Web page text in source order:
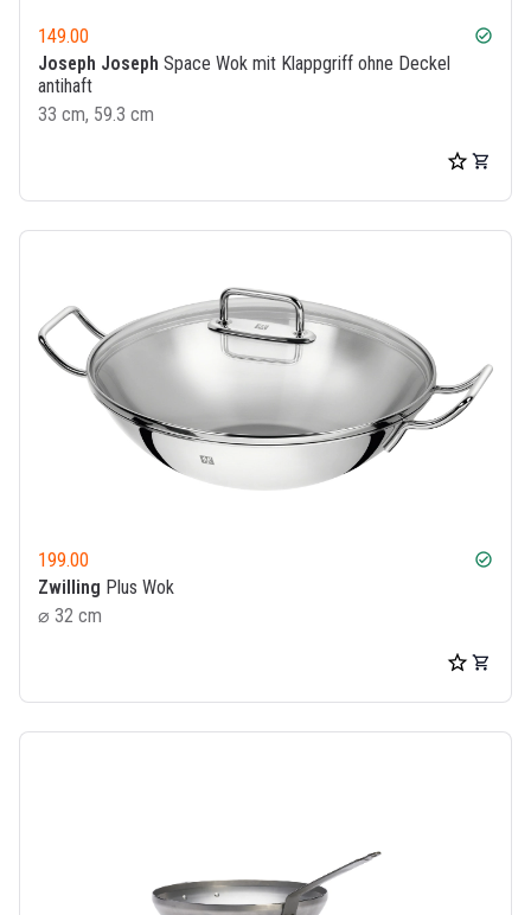
149.00 check_circle
Joseph Joseph Space Wok mit Klappgriff ohne Deckel
antihaft
33 cm, 59.3 cm
199.00 check_circle
Zwilling Plus Wok
⌀ 32 cm